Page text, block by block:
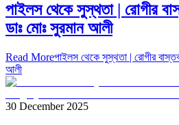
পাইলস থেকে সুস্থতা | রোগীর
ডাঃ মোঃ সুরমান আলী
Read Moreপাইলস থেকে সুস্থতা | রোগীর
আলী
30 December 2025